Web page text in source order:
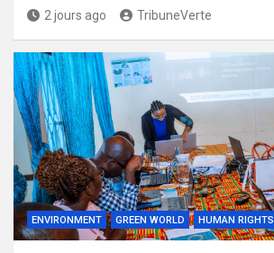
2 jours ago TribuneVerte
ENVIRONMENT GREEN WORLD HUMAN RIGHTS